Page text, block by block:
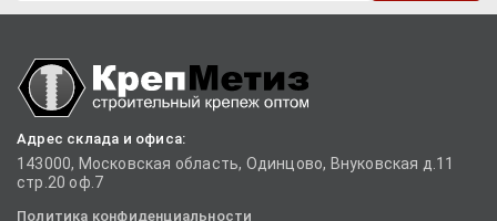
Адрес склада и офиса:
143000, Московская область, Одинцово, Внуковская д.11
стр.20 оф.7
Политика конфиденциальности